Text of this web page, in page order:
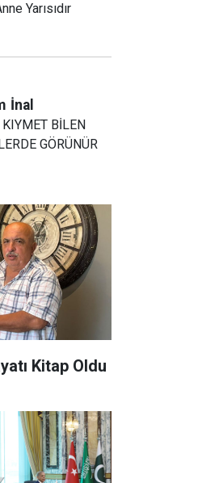
Yarısıdır
İnal
KIYMET BİLEN
GÖRÜNÜR
Kitap Oldu